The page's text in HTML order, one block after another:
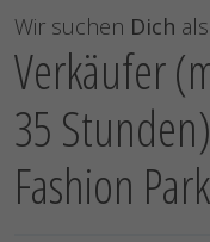
Wir suchen Dich als
Verkäufer
35
Fashion